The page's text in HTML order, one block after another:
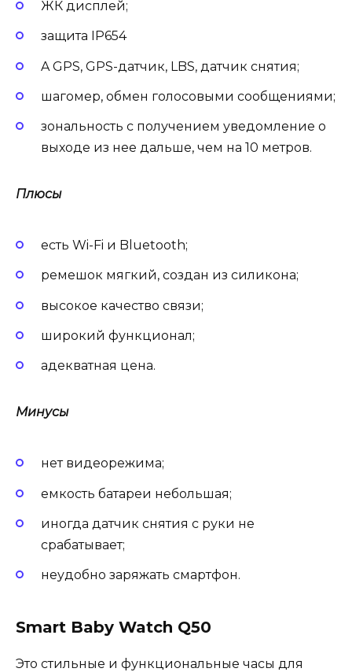
ЖК дисплей;
защита IP654
A GPS, GPS-датчик, LBS, датчик снятия;
шагомер, обмен голосовыми сообщениями;
зональность с получением уведомление о
выходе из нее дальше, чем на 10 метров.
Плюсы
есть Wi-Fi и Bluetooth;
ремешок мягкий, создан из силикона;
высокое качество связи;
широкий функционал;
адекватная цена.
Минусы
нет видеорежима;
емкость батареи небольшая;
иногда датчик снятия с руки не
срабатывает;
неудобно заряжать смартфон.
Smart Baby Watch Q50
Это стильные и функциональные часы для